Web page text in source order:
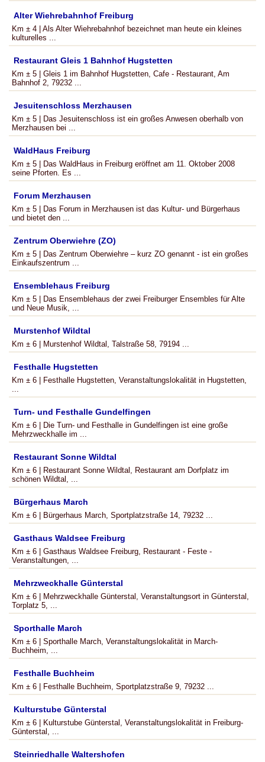
Alter Wiehrebahnhof Freiburg
Km ± 4 | Als Alter Wiehrebahnhof bezeichnet man heute ein kleines
kulturelles ...
Restaurant Gleis 1 Bahnhof Hugstetten
Km ± 5 | Gleis 1 im Bahnhof Hugstetten, Cafe - Restaurant, Am
Bahnhof 2, 79232 ...
Jesuitenschloss Merzhausen
Km ± 5 | Das Jesuitenschloss ist ein großes Anwesen oberhalb von
Merzhausen bei ...
WaldHaus Freiburg
Km ± 5 | Das WaldHaus in Freiburg eröffnet am 11. Oktober 2008
seine Pforten. Es ...
Forum Merzhausen
Km ± 5 | Das Forum in Merzhausen ist das Kultur- und Bürgerhaus
und bietet den ...
Zentrum Oberwiehre (ZO)
Km ± 5 | Das Zentrum Oberwiehre – kurz ZO genannt - ist ein großes
Einkaufszentrum ...
Ensemblehaus Freiburg
Km ± 5 | Das Ensemblehaus der zwei Freiburger Ensembles für Alte
und Neue Musik, ...
Murstenhof Wildtal
Km ± 6 | Murstenhof Wildtal, Talstraße 58, 79194 ...
Festhalle Hugstetten
Km ± 6 | Festhalle Hugstetten, Veranstaltungslokalität in Hugstetten,
...
Turn- und Festhalle Gundelfingen
Km ± 6 | Die Turn- und Festhalle in Gundelfingen ist eine große
Mehrzweckhalle im ...
Restaurant Sonne Wildtal
Km ± 6 | Restaurant Sonne Wildtal, Restaurant am Dorfplatz im
schönen Wildtal, ...
Bürgerhaus March
Km ± 6 | Bürgerhaus March, Sportplatzstraße 14, 79232 ...
Gasthaus Waldsee Freiburg
Km ± 6 | Gasthaus Waldsee Freiburg, Restaurant - Feste -
Veranstaltungen, ...
Mehrzweckhalle Günterstal
Km ± 6 | Mehrzweckhalle Günterstal, Veranstaltungsort in Günterstal,
Torplatz 5, ...
Sporthalle March
Km ± 6 | Sporthalle March, Veranstaltungslokalität in March-
Buchheim, ...
Festhalle Buchheim
Km ± 6 | Festhalle Buchheim, Sportplatzstraße 9, 79232 ...
Kulturstube Günterstal
Km ± 6 | Kulturstube Günterstal, Veranstaltungslokalität in Freiburg-
Günterstal, ...
Steinriedhalle Waltershofen